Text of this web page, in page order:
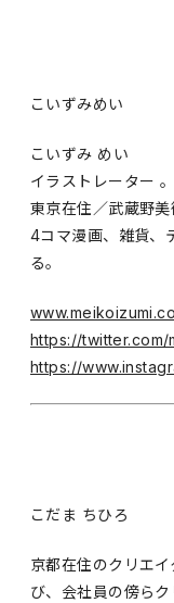
こいずみめい
こいずみ めい
イラストレーター 。
東京在住／武蔵野美
4コマ漫画、雑貨、
る。
https://twitter.com/
https://
こだま ちひろ
京都在住のクリエ
び、会社員の傍ら